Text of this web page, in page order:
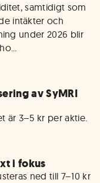
samtidigt som
intäkter och
under 2026 blir
av SyMRI
är 3–5 kr per aktie.
i fokus
ned till 7–10 kr